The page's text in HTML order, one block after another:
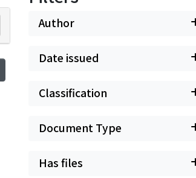
Author
Date issued
Classification
Document Type
Has files